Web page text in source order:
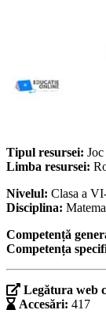
Tipul resursei:
Limba resursei:
Nivelul: Clasa a
Disciplina:
Competență
Competența
Legătura web
Accesări: 417